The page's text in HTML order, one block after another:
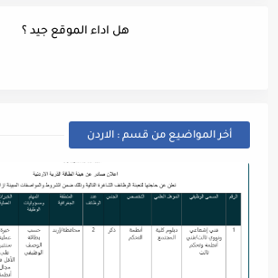
هل اداء الموقع جيد ؟
أخر المواضيع من قسم : الاردن